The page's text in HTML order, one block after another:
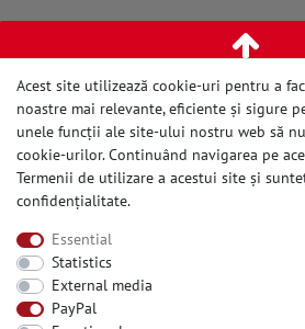
Acest site utilizează cookie-uri pentru a
noastre mai relevante, eficiente și sigure
unele funcții ale site-ului nostru web să
cookie-urilor. Continuând navigarea pe
Termenii de utilizare a acestui site și
confidențialitate.
Essential
Statistics
External media
PayPal